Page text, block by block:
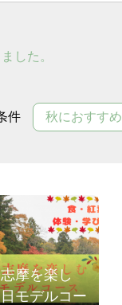
した。
件 秋におすすめ
摩を楽し
モデルコー